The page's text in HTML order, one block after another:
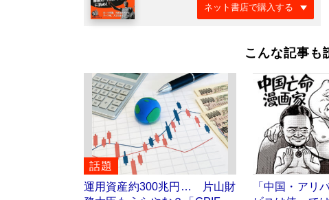
ネット書店で購入する
こんな記事も
話題
運用資産約300兆円… 片山財
「中国・アリ